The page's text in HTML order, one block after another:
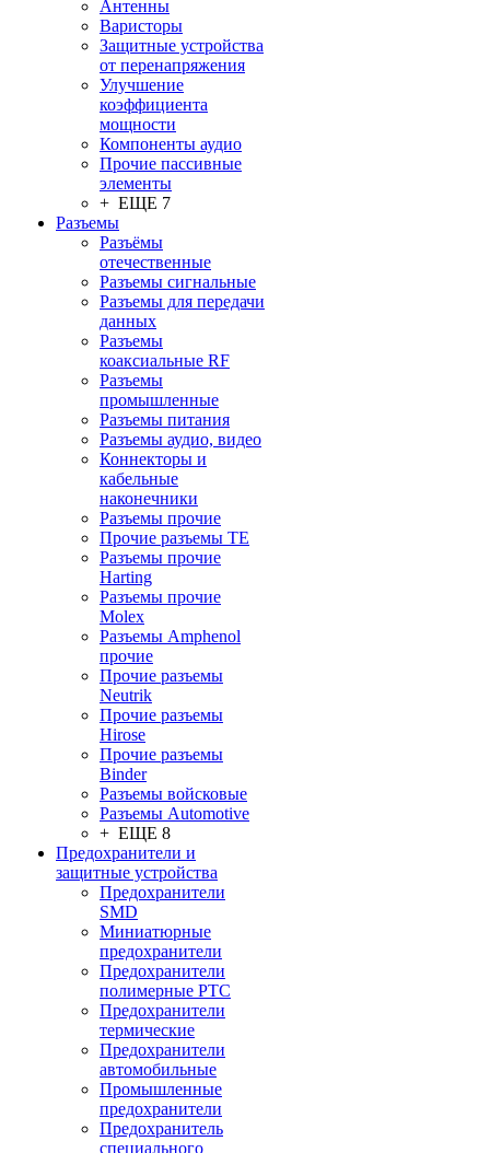
Антенны
Варисторы
Защитные устройства
от перенапряжения
Улучшение
коэффициента
мощности
Компоненты аудио
Прочие пассивные
элементы
+ ЕЩЕ 7
Разъeмы
Разъёмы
отечественные
Разъeмы сигнальные
Разъeмы для передачи
данных
Разъeмы
коаксиальные RF
Разъeмы
промышленные
Разъeмы питания
Разъeмы аудио, видео
Коннекторы и
кабельные
наконечники
Разъeмы прочие
Прочие разъемы TE
Разъемы прочие
Harting
Разъемы прочие
Molex
Разъемы Amphenol
прочие
Прочие разъемы
Neutrik
Прочие разъемы
Hirose
Прочие разъемы
Binder
Разъемы войсковые
Разъeмы Automotive
+ ЕЩЕ 8
Предохранители и
защитные устройства
Предохранители
SMD
Миниатюрные
предохранители
Предохранители
полимерные PTC
Предохранители
термические
Предохранители
автомобильные
Промышленные
предохранители
Предохранитель
специального